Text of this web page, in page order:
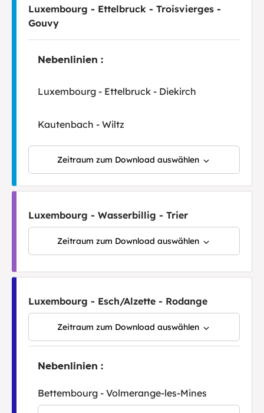
Luxembourg - Ettelbruck - Troisvierges -
Gouvy
Nebenlinien :
Luxembourg - Ettelbruck - Diekirch
Kautenbach - Wiltz
Zeitraum zum Download auswählen
Luxembourg - Wasserbillig - Trier
Zeitraum zum Download auswählen
Luxembourg - Esch/Alzette - Rodange
Zeitraum zum Download auswählen
Nebenlinien :
Bettembourg - Volmerange-les-Mines